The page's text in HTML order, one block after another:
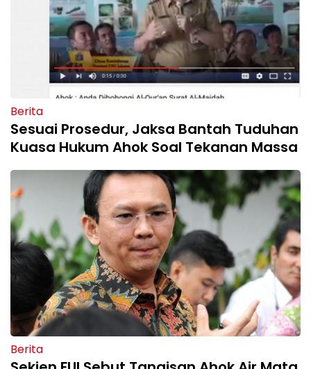
Berita
Sesuai Prosedur, Jaksa Bantah Tuduhan
Kuasa Hukum Ahok Soal Tekanan Massa
Berita